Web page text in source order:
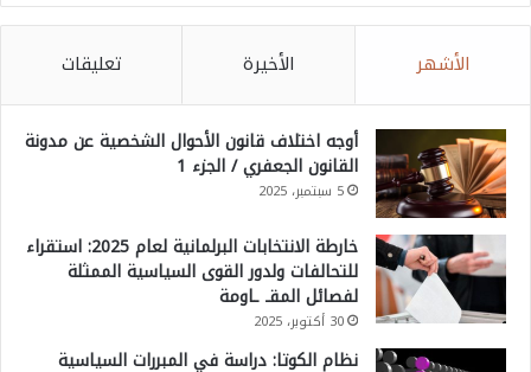
الأشهر الأخيرة تعليقات
أوجه اختلاف قانون الأحوال الشخصية عن مدونة
القانون الجعفري / الجزء 1
5 سبتمبر، 2025
خارطة الانتخابات البرلمانية لعام 2025: استقراء
للتحالفات ولدور القوى السياسية الممثلة
لفصائل المقـ ـاومة
30 أكتوبر، 2025
نظام الكوتا: دراسة في المبررات السياسية